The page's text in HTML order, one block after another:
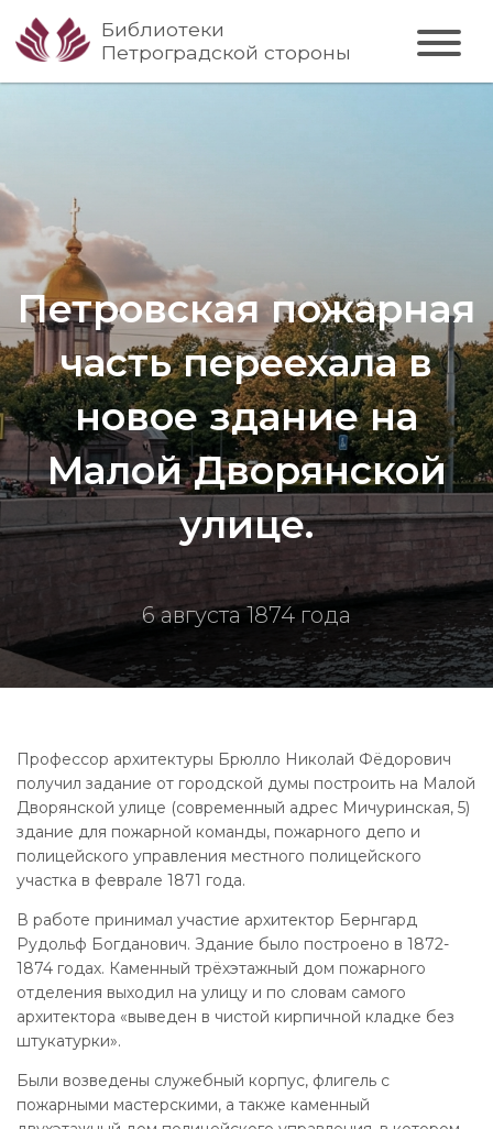
Библиотеки
Петроградской стороны
Петровская пожарная
часть переехала в
новое здание на
Малой Дворянской
улице.
6 августа 1874 года
Профессор архитектуры Брюлло Николай Фёдорович
получил задание от городской думы построить на Малой
Дворянской улице (современный адрес Мичуринская, 5)
здание для пожарной команды, пожарного депо и
полицейского управления местного полицейского
участка в феврале 1871 года.
В работе принимал участие архитектор Бернгард
Рудольф Богданович. Здание было построено в 1872-
1874 годах. Каменный трёхэтажный дом пожарного
отделения выходил на улицу и по словам самого
архитектора «выведен в чистой кирпичной кладке без
штукатурки».
Были возведены служебный корпус, флигель с
пожарными мастерскими, а также каменный